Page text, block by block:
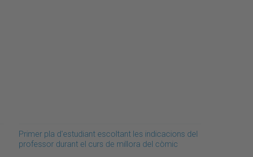
Primer pla d'estudiant escoltant les indicacions del
professor durant el curs de millora del còmic